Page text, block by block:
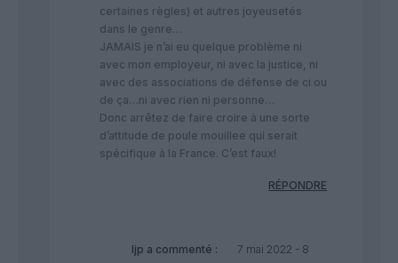
certaines règles) et autres joyeusetés
dans le genre…
JAMAIS je n’ai eu quelque problème ni
avec mon employeur, ni avec la justice, ni
avec des associations de défense de ci ou
de ça…ni avec rien ni personne…
Donc arrêtez de faire croire à une sorte
d’attitude de poule mouillee qui serait
spécifique à la France. C’est faux!
RÉPONDRE
ljp a commenté :
7 mai 2022 - 8